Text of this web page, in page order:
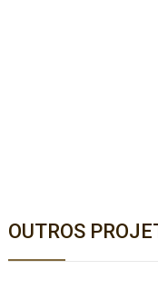
OUTROS